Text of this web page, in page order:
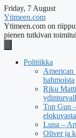
Friday, 7 August
Ytimeen.com
Ytimeen.com on
pienen tutkivan
Politiikka
American
hahmoista
Riku
Top Gun
Luna –
Oliver ja